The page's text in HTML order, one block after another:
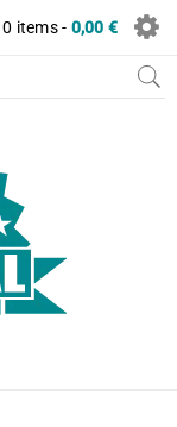
0 items - 0,00 €